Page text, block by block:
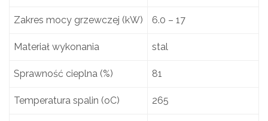
Zakres mocy grzewczej (kW) 6.0 – 17
Materiał wykonania stal
Sprawność cieplna (%) 81
Temperatura spalin (oC) 265